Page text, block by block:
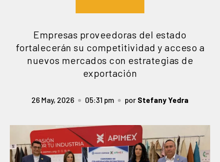
Empresas proveedoras del estado
fortalecerán su competitividad y acceso a
nuevos mercados con estrategias de
exportación
26 May, 2026 05:31 pm por Stefany Yedra